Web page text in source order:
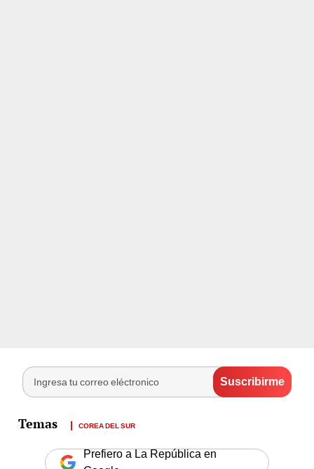
COREA DEL SUR
Prefiero a La República en